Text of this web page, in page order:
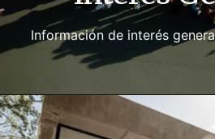
a
s
d
p
r
o
Información de interés